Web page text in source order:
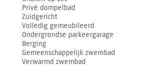
Privé dompelbad
Zuidgericht
Volledig gemeubileerd
Ondergrondse parkeergarage
Berging
Gemeenschappelijk zwembad
Verwarmd zwembad